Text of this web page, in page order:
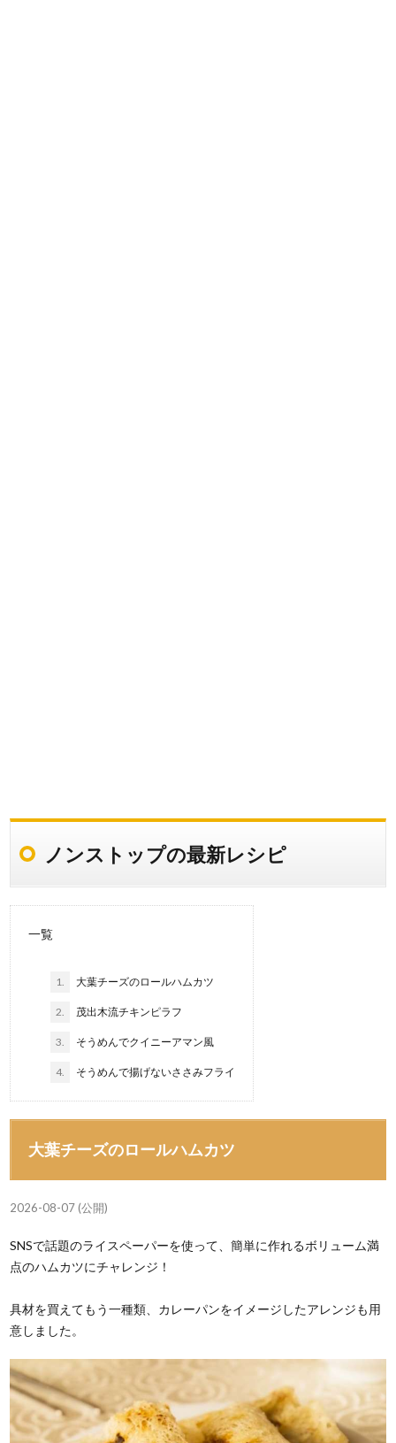
ノンストップの最新レシピ
一覧
1. 大葉チーズのロールハムカツ
2. 茂出木流チキンピラフ
3. そうめんでクイニーアマン風
4. そうめんで揚げないささみフライ
大葉チーズのロールハムカツ
2026-08-07 (公開)
SNSで話題のライスペーパーを使って、簡単に作れるボリューム満
点のハムカツにチャレンジ！
具材を買えてもう一種類、カレーパンをイメージしたアレンジも用
意しました。